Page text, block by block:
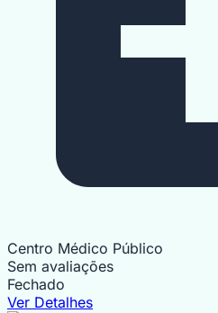
Centro Médico Público
Sem avaliações
Fechado
Ver Detalhes